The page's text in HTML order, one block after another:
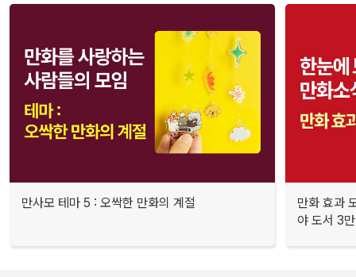
만사모 테마 5 : 오싹한 만화의 계절
만화 효과
야 도서 3